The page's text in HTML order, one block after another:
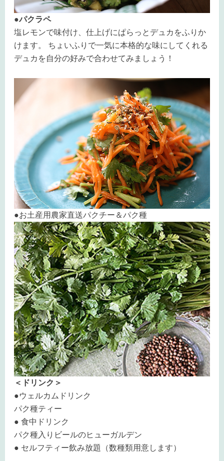
●パクラペ
塩レモンで味付け、仕上げにぱらっとデュカをふりか
けます。 ちょいふりで一気に本格的な味にしてくれる
デュカを自分の好みで合わせてみましょう！
●お土産用農家直送パクチー＆パク種
＜ドリンク＞
●ウェルカムドリンク
パク種ティー
● 食中ドリンク
パク種入りビールのヒューガルデン
● セルフティー飲み放題（数種類用意します）